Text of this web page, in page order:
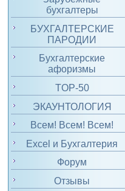
бухгалтеры
БУХГАЛТЕРСКИЕ
ПАРОДИИ
Бухгалтерские
афоризмы
TOP-50
ЭКАУНТОЛОГИЯ
Всем! Всем! Всем!
Excel и Бухгалтерия
Форум
Отзывы